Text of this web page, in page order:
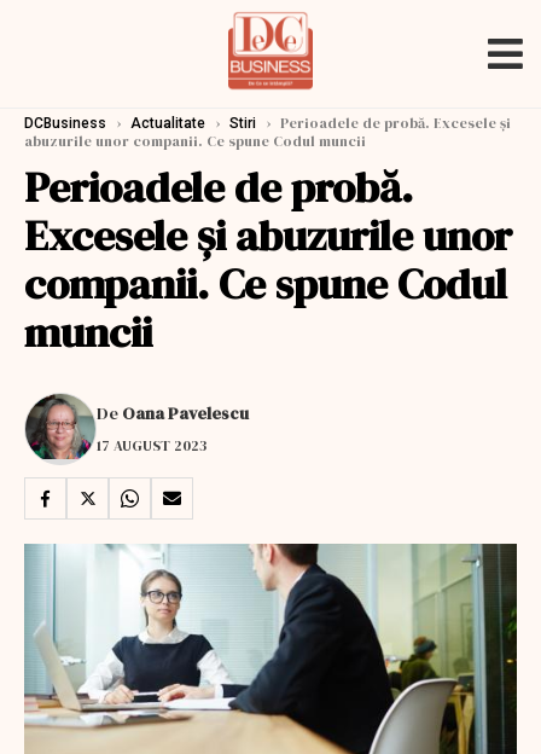
DCBusiness › Actualitate › Stiri › Perioadele de probă. Excesele și
abuzurile unor companii. Ce spune Codul muncii
Perioadele de probă.
Excesele și abuzurile unor
companii. Ce spune Codul
muncii
De Oana Pavelescu
17 AUGUST 2023